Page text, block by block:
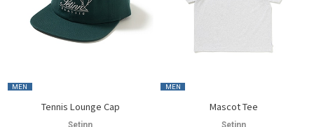
MEN
Tennis Lounge Cap
Setinn
MEN
Mascot Tee
Setinn